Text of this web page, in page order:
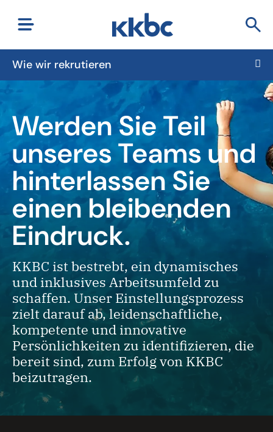
Wie wir rekrutieren
Werden Sie Teil
unseres Teams und
hinterlassen Sie
einen bleibenden
Eindruck.
KKBC ist bestrebt, ein dynamisches
und inklusives Arbeitsumfeld zu
schaffen. Unser Einstellungsprozess
zielt darauf ab, leidenschaftliche,
kompetente und innovative
Persönlichkeiten zu identifizieren, die
bereit sind, zum Erfolg von KKBC
beizutragen.